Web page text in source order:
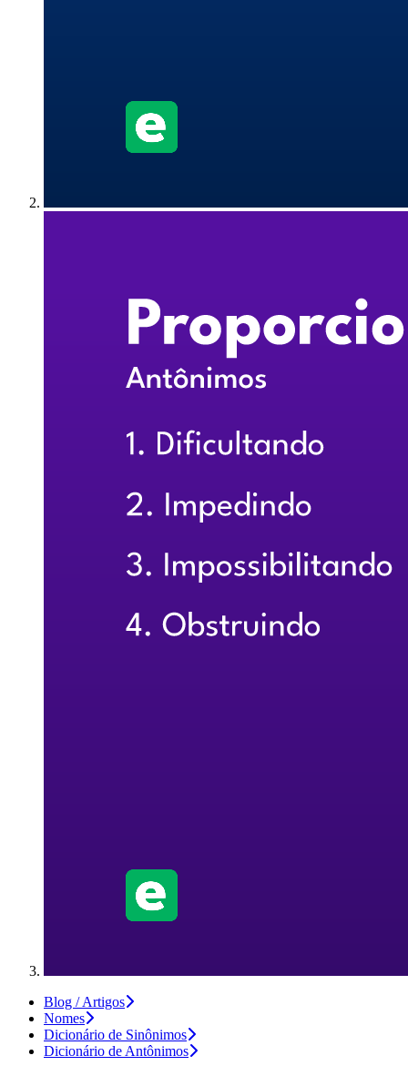
Blog / Artigos
Nomes
Dicionário de Sinônimos
Dicionário de Antônimos